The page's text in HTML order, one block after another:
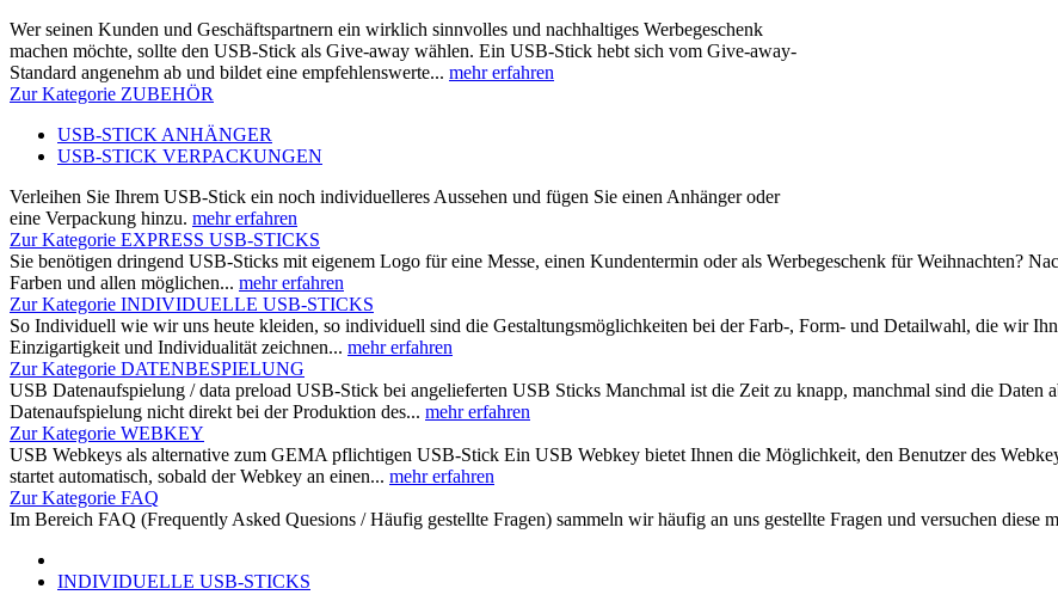
Wer seinen Kunden und Geschäftspartnern ein wirklich sinnvolles und nachhaltiges Werbegeschenk
machen möchte, sollte den USB-Stick als Give-away wählen. Ein USB-Stick hebt sich vom Give-away-
Standard angenehm ab und bildet eine empfehlenswerte... mehr erfahren
Zur Kategorie ZUBEHÖR
USB-STICK ANHÄNGER
USB-STICK VERPACKUNGEN
Verleihen Sie Ihrem USB-Stick ein noch individuelleres Aussehen und fügen Sie einen Anhänger oder
eine Verpackung hinzu. mehr erfahren
Zur Kategorie EXPRESS USB-STICKS
Sie benötigen dringend USB-Sticks mit eigenem Logo für eine Messe, einen Kundentermin oder als Werbegeschenk für Weihnachten?
Farben und allen möglichen... mehr erfahren
Zur Kategorie INDIVIDUELLE USB-STICKS
So Individuell wie wir uns heute kleiden, so individuell sind die Gestaltungsmöglichkeiten bei der Farb-, Form- und Detailwahl, die wir
Einzigartigkeit und Individualität zeichnen... mehr erfahren
Zur Kategorie DATENBESPIELUNG
USB Datenaufspielung / data preload USB-Stick bei angelieferten USB Sticks Manchmal ist die Zeit zu knapp, manchmal sind die Daten
Datenaufspielung nicht direkt bei der Produktion des... mehr erfahren
Zur Kategorie WEBKEY
USB Webkeys als alternative zum GEMA pflichtigen USB-Stick Ein USB Webkey bietet Ihnen die Möglichkeit, den Benutzer des
startet automatisch, sobald der Webkey an einen... mehr erfahren
Zur Kategorie FAQ
Im Bereich FAQ (Frequently Asked Quesions / Häufig gestellte Fragen) sammeln wir häufig an uns gestellte Fragen und versuchen diese
INDIVIDUELLE USB-STICKS